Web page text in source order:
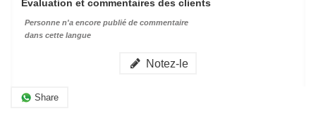
Évaluation et commentaires des clients
Personne n'a encore publié de commentaire
dans cette langue
Notez-le
Share